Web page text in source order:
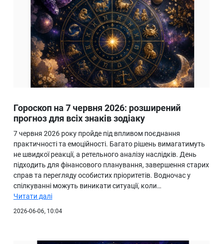
Гороскоп на 7 червня 2026: розширений
прогноз для всіх знаків зодіаку
7 червня 2026 року пройде під впливом поєднання
практичності та емоційності. Багато рішень вимагатимуть
не швидкої реакції, а ретельного аналізу наслідків. День
підходить для фінансового планування, завершення старих
справ та перегляду особистих пріоритетів. Водночас у
спілкуванні можуть виникати ситуації, коли…
Читати далі
2026-06-06, 10:04